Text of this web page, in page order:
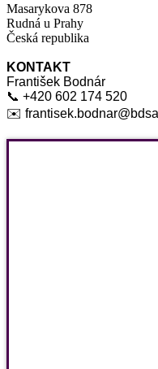
Masarykova 878
Rudná u Prahy
Česká republika
KONTAKT
František Bodnár
📞 +420 602 174 520
✉️